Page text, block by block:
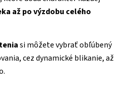
až po výzdobu celého
si môžete vybrať obľúbený
cez dynamické blikanie, až